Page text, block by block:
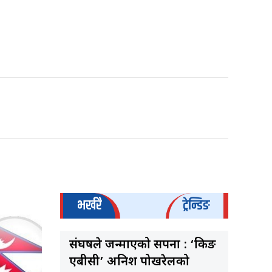
भर्खरै ट्रेन्डिङ
संघर्षले जन्माएको सपना : ‘किङ
एबीसी’ अनिश पोखरेलको